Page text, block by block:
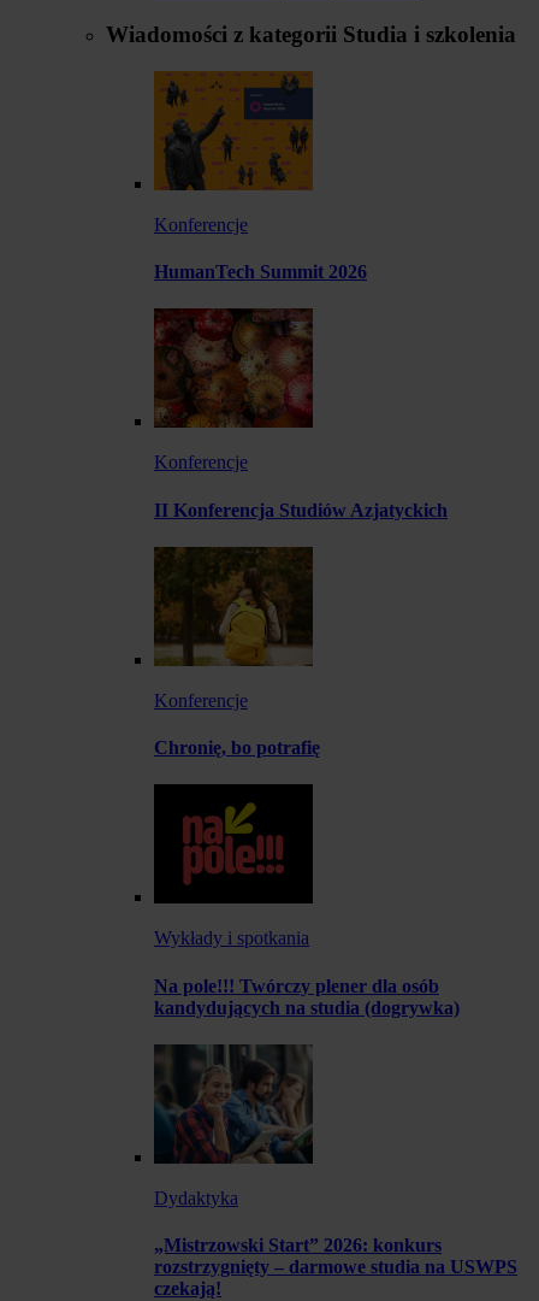
Wiadomości z kategorii Studia i szkolenia
Konferencje
HumanTech Summit 2026
Konferencje
II Konferencja Studiów Azjatyckich
Konferencje
Chronię, bo potrafię
Wykłady i spotkania
Na pole!!! Twórczy plener dla osób
kandydujących na studia (dogrywka)
Dydaktyka
„Mistrzowski Start” 2026: konkurs
rozstrzygnięty – darmowe studia na USWPS
czekają!